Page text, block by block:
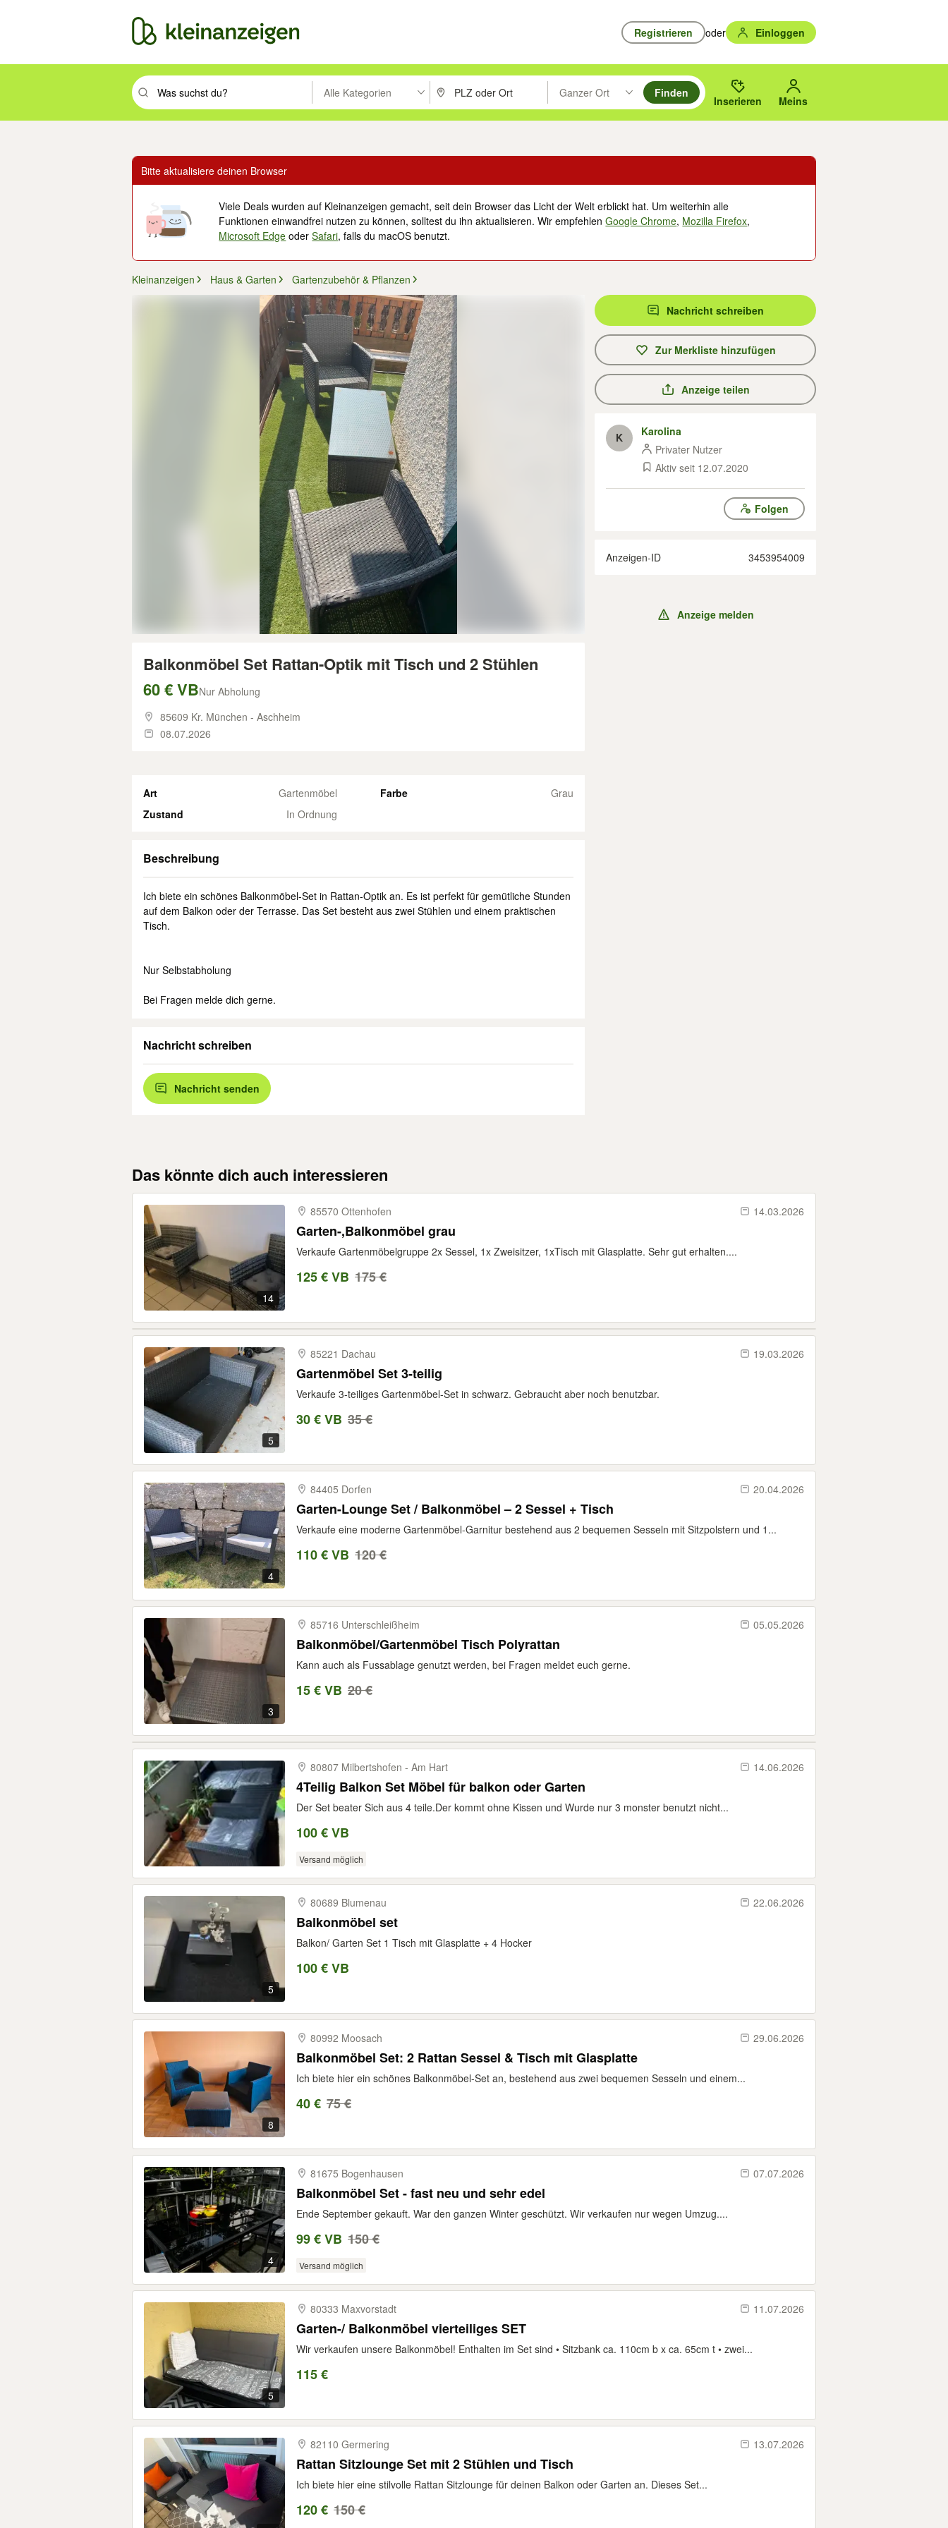
Registrieren oder Einloggen
Suchbegriff eingeben. Eingabetaste drücken um zu suchen, oder Vorschläge mit den Pfeiltasten nach oben/unten durchsuchen und mit Eingabetaste auswählen.
Alle Kategorien PLZ oder Ort eingeben. Eingabetaste drücken um zu suchen, oder Vorschläge mit den Pfeiltasten nach oben/
Ganzer Ort
Suche im Umkreis des gewählten Orts oder PLZ.
Finden
Inserieren Meins
Bitte aktualisiere deinen Browser
Viele Deals wurden auf Kleinanzeigen gemacht, seit dein Browser das Licht der Welt erblickt hat. Um weiterhin alle
Funktionen einwandfrei nutzen zu können, solltest du ihn aktualisieren. Wir empfehlenGoogle Chrome, Mozilla Firefox,
Microsoft Edge oderSafari, falls du macOS benutzt.
Kleinanzeigen Haus & Garten Gartenzubehör & Pflanzen
Balkonmöbel Set Rattan-Optik mit Tisch und 2 Stühlen
60 € VBNur Abholung
85609 Kr. München - Aschheim
08.07.2026
Art Gartenmöbel Farbe
Grau
Zustand
In Ordnung
Beschreibung
Ich biete ein schönes Balkonmöbel-Set in Rattan-Optik an. Es ist perfekt für gemütliche Stunden
auf dem Balkon oder der Terrasse. Das Set besteht aus zwei Stühlen und einem praktischen
Tisch.
Nur Selbstabholung
Bei Fragen melde dich gerne.
Nachricht schreiben
Nachricht senden
Nachricht schreiben
Zur Merkliste hinzufügen
Anzeige teilen
K
Karolina
Privater Nutzer
Aktiv seit 12.07.2020
Folgen
Anzeigen-ID 3453954009
Anzeige melden
Das könnte dich auch interessieren
14
85570 Ottenhofen 14.03.2026
Garten-,Balkonmöbel grau
Verkaufe Gartenmöbelgruppe 2x Sessel, 1x Zweisitzer, 1xTisch mit Glasplatte. Sehr gut erhalten....
125 € VB 175 €
5
85221 Dachau 19.03.2026
Gartenmöbel Set 3-teilig
Verkaufe 3-teiliges Gartenmöbel-Set in schwarz. Gebraucht aber noch benutzbar.
30 € VB 35 €
4
84405 Dorfen 20.04.2026
Garten-Lounge Set / Balkonmöbel – 2 Sessel + Tisch
Verkaufe eine moderne Gartenmöbel-Garnitur bestehend aus 2 bequemen Sesseln mit Sitzpolstern und 1...
110 € VB 120 €
3
85716 Unterschleißheim 05.05.2026
Balkonmöbel/Gartenmöbel Tisch Polyrattan
Kann auch als Fussablage genutzt werden, bei Fragen meldet euch gerne.
15 € VB 20 €
80807 Milbertshofen -​ Am Hart 14.06.2026
4Teilig Balkon Set Möbel für balkon oder Garten
Der Set beater Sich aus 4 teile.Der kommt ohne Kissen und Wurde nur 3 monster benutzt nicht...
100 € VB
Versand möglich
5
80689 Blumenau 22.06.2026
Balkonmöbel set
Balkon/ Garten Set 1 Tisch mit Glasplatte + 4 Hocker
100 € VB
8
80992 Moosach 29.06.2026
Balkonmöbel Set: 2 Rattan Sessel & Tisch mit Glasplatte
Ich biete hier ein schönes Balkonmöbel-Set an, bestehend aus zwei bequemen Sesseln und einem...
40 € 75 €
4
81675 Bogenhausen 07.07.2026
Balkonmöbel Set - fast neu und sehr edel
Ende September gekauft. War den ganzen Winter geschützt. Wir verkaufen nur wegen Umzug....
99 € VB 150 €
Versand möglich
5
80333 Maxvorstadt 11.07.2026
Garten-/ Balkonmöbel vierteiliges SET
Wir verkaufen unsere Balkonmöbel! Enthalten im Set sind • Sitzbank ca. 110cm b x ca. 65cm t • zwei...
115 €
82110 Germering 13.07.2026
Rattan Sitzlounge Set mit 2 Stühlen und Tisch
Ich biete hier eine stilvolle Rattan Sitzlounge für deinen Balkon oder Garten an. Dieses Set...
120 € 150 €